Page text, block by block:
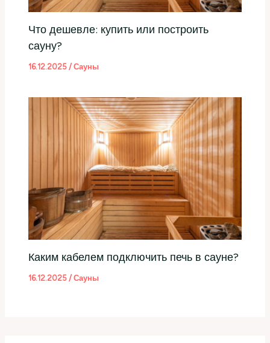
Что дешевле: купить или построить
сауну?
16.12.2025 /Сауны
Каким кабелем подключить печь в сауне?
16.12.2025 /Сауны